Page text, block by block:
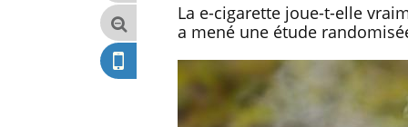
La e-cigarette joue-t-elle
a mené une étude